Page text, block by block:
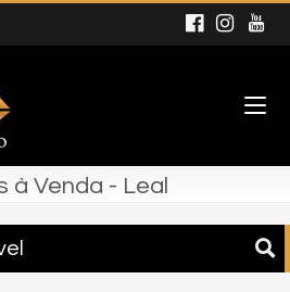
à Venda - Leal